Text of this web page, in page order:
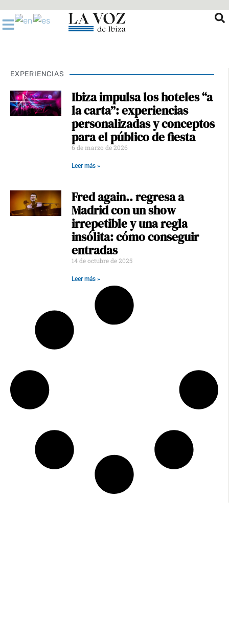
al
contenido
EXPERIENCIAS
Ibiza impulsa los hoteles “a
la carta”: experiencias
personalizadas y conceptos
para el público de fiesta
6 de marzo de 2026
Leer más »
Fred again.. regresa a
Madrid con un show
irrepetible y una regla
insólita: cómo conseguir
entradas
14 de octubre de 2025
Leer más »